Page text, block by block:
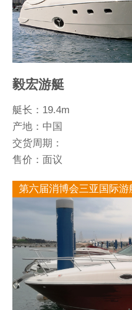
毅宏游艇
艇长：19.4m
产地：中国
交货周期：
售价：面议
第六届消博会三亚国际